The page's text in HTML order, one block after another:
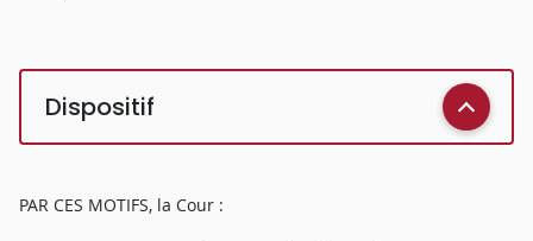
Dispositif
PAR CES MOTIFS, la Cour :